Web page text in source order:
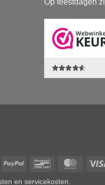
Op feestdagen
PayPal Bancontact
en servicekosten.